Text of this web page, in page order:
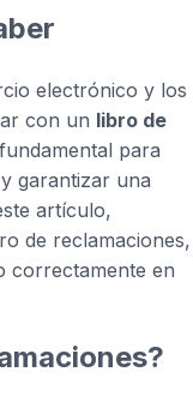
electrónico y los
con un libro de
para
garantizar una
artículo,
de reclamaciones,
correctamente en